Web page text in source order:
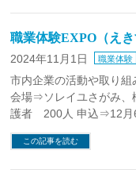
職業体験EXPO（えき
2024年11月1日 職業体験
市内企業の活動や取り
会場⇒ソレイユさがみ、
護者 200人 申込⇒12月
この記事を読む